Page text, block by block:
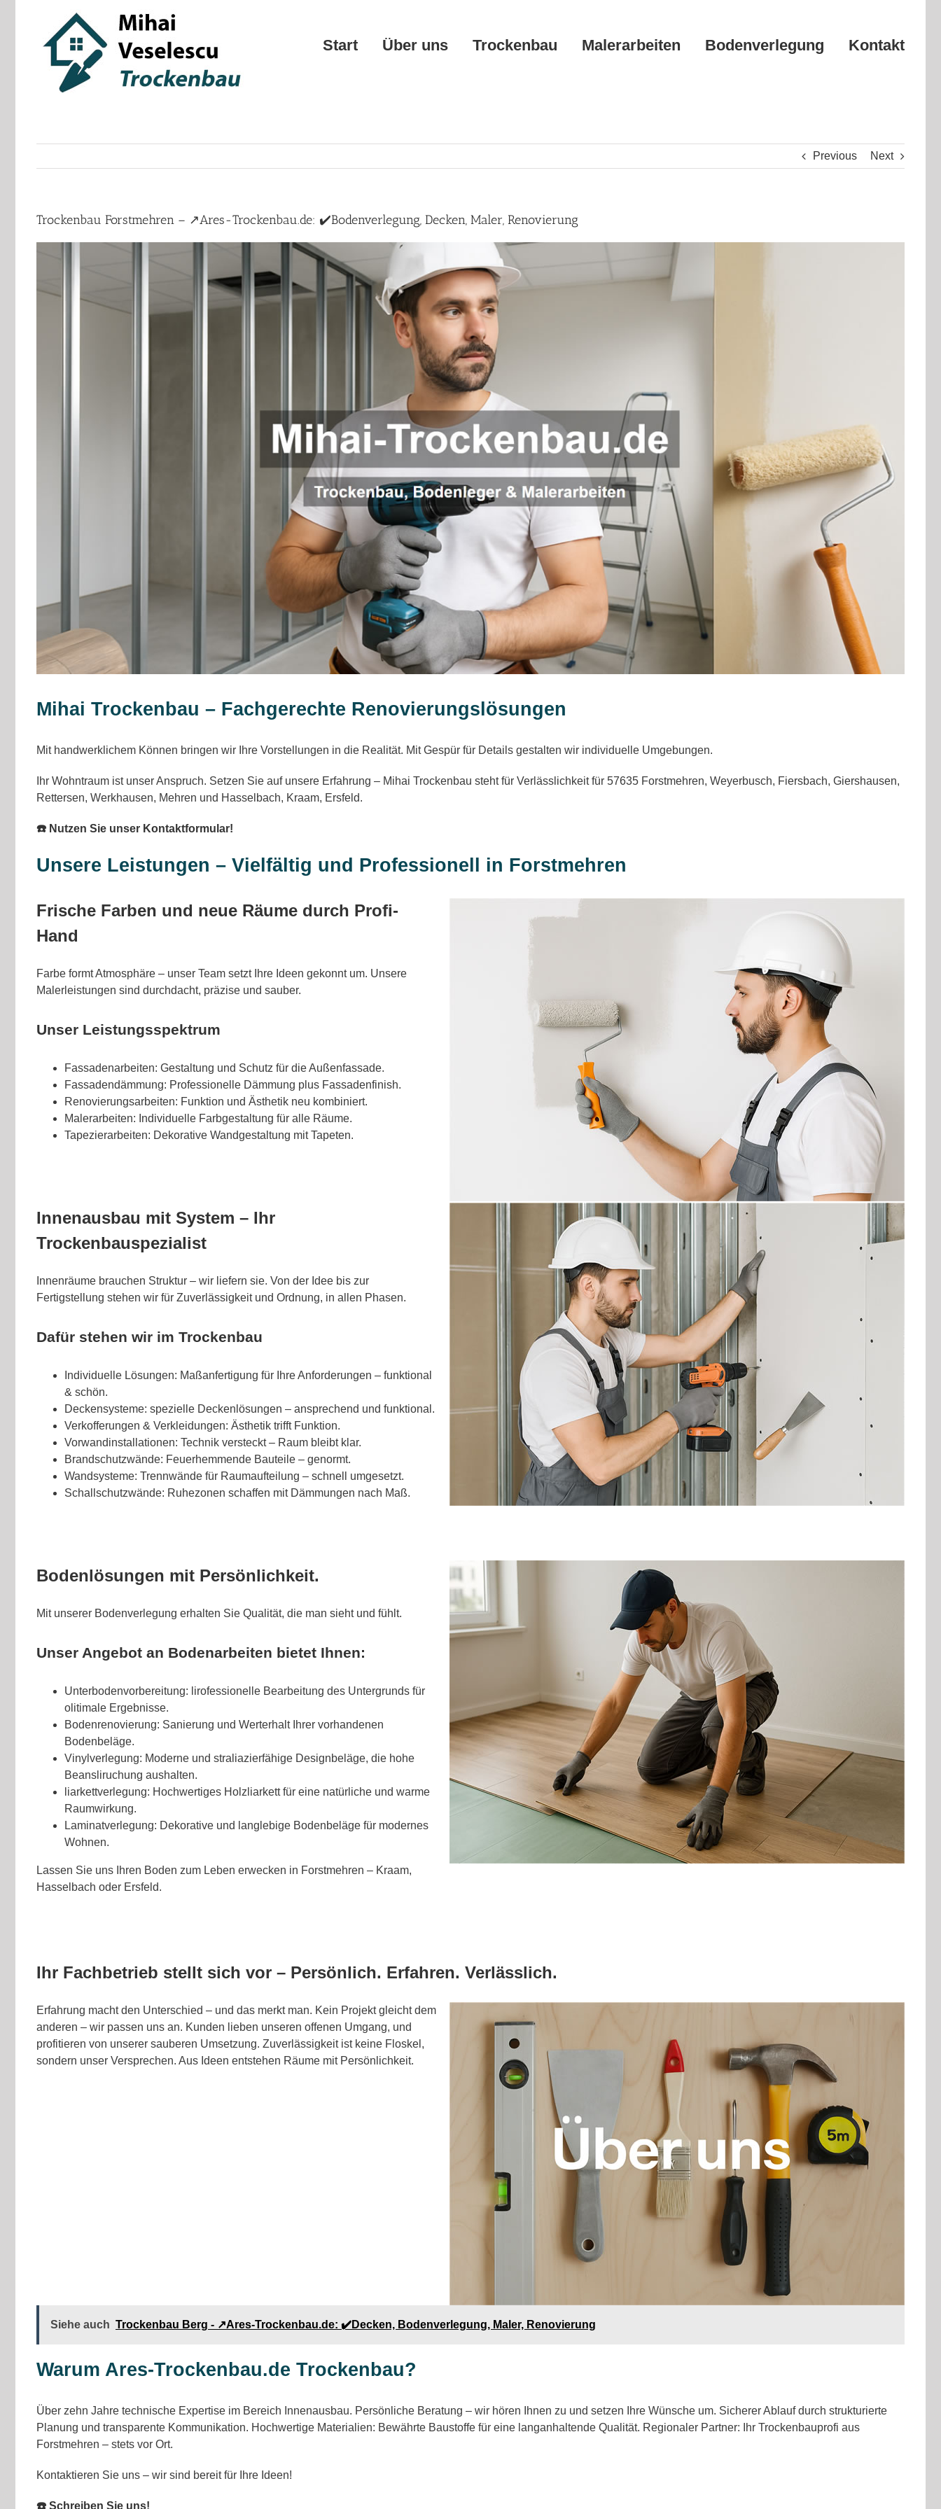
Start Über uns Trockenbau Malerarbeiten Bodenverlegung Kontakt
Previous Next
Trockenbau Forstmehren – ↗️Ares-Trockenbau.de: ✔️Bodenverlegung, Decken, Maler, Renovierung
Mihai Trockenbau – Fachgerechte Renovierungslösungen
Mit handwerklichem Können bringen wir Ihre Vorstellungen in die Realität. Mit Gespür für Details gestalten wir individuelle Umgebungen.
Ihr Wohntraum ist unser Anspruch. Setzen Sie auf unsere Erfahrung – Mihai Trockenbau steht für Verlässlichkeit für 57635 Forstmehren, Weyerbusch, Fiersbach, Giershausen,
Rettersen, Werkhausen, Mehren und Hasselbach, Kraam, Ersfeld.
☎️ Nutzen Sie unser Kontaktformular!
Unsere Leistungen – Vielfältig und Professionell in Forstmehren
Frische Farben und neue Räume durch Profi-
Hand
Farbe formt Atmosphäre – unser Team setzt Ihre Ideen gekonnt um. Unsere
Malerleistungen sind durchdacht, präzise und sauber.
Unser Leistungsspektrum
Fassadenarbeiten: Gestaltung und Schutz für die Außenfassade.
Fassadendämmung: Professionelle Dämmung plus Fassadenfinish.
Renovierungsarbeiten: Funktion und Ästhetik neu kombiniert.
Malerarbeiten: Individuelle Farbgestaltung für alle Räume.
Tapezierarbeiten: Dekorative Wandgestaltung mit Tapeten.
Innenausbau mit System – Ihr
Trockenbauspezialist
Innenräume brauchen Struktur – wir liefern sie. Von der Idee bis zur
Fertigstellung stehen wir für Zuverlässigkeit und Ordnung, in allen Phasen.
Dafür stehen wir im Trockenbau
Individuelle Lösungen: Maßanfertigung für Ihre Anforderungen – funktional
& schön.
Deckensysteme: spezielle Deckenlösungen – ansprechend und funktional.
Verkofferungen & Verkleidungen: Ästhetik trifft Funktion.
Vorwandinstallationen: Technik versteckt – Raum bleibt klar.
Brandschutzwände: Feuerhemmende Bauteile – genormt.
Wandsysteme: Trennwände für Raumaufteilung – schnell umgesetzt.
Schallschutzwände: Ruhezonen schaffen mit Dämmungen nach Maß.
Bodenlösungen mit Persönlichkeit.
Mit unserer Bodenverlegung erhalten Sie Qualität, die man sieht und fühlt.
Unser Angebot an Bodenarbeiten bietet Ihnen:
Unterbodenvorbereitung: lirofessionelle Bearbeitung des Untergrunds für
olitimale Ergebnisse.
Bodenrenovierung: Sanierung und Werterhalt Ihrer vorhandenen
Bodenbeläge.
Vinylverlegung: Moderne und straliazierfähige Designbeläge, die hohe
Beansliruchung aushalten.
liarkettverlegung: Hochwertiges Holzliarkett für eine natürliche und warme
Raumwirkung.
Laminatverlegung: Dekorative und langlebige Bodenbeläge für modernes
Wohnen.
Lassen Sie uns Ihren Boden zum Leben erwecken in Forstmehren – Kraam,
Hasselbach oder Ersfeld.
Ihr Fachbetrieb stellt sich vor – Persönlich. Erfahren. Verlässlich.
Erfahrung macht den Unterschied – und das merkt man. Kein Projekt gleicht dem
anderen – wir passen uns an. Kunden lieben unseren offenen Umgang, und
profitieren von unserer sauberen Umsetzung. Zuverlässigkeit ist keine Floskel,
sondern unser Versprechen. Aus Ideen entstehen Räume mit Persönlichkeit.
Siehe auch Trockenbau Berg - ↗️Ares-Trockenbau.de: ✔️Decken, Bodenverlegung, Maler, Renovierung
Warum Ares-Trockenbau.de Trockenbau?
Über zehn Jahre technische Expertise im Bereich Innenausbau. Persönliche Beratung – wir hören Ihnen zu und setzen Ihre Wünsche um. Sicherer Ablauf durch strukturierte
Planung und transparente Kommunikation. Hochwertige Materialien: Bewährte Baustoffe für eine langanhaltende Qualität. Regionaler Partner: Ihr Trockenbauprofi aus
Forstmehren – stets vor Ort.
Kontaktieren Sie uns – wir sind bereit für Ihre Ideen!
☎️ Schreiben Sie uns!